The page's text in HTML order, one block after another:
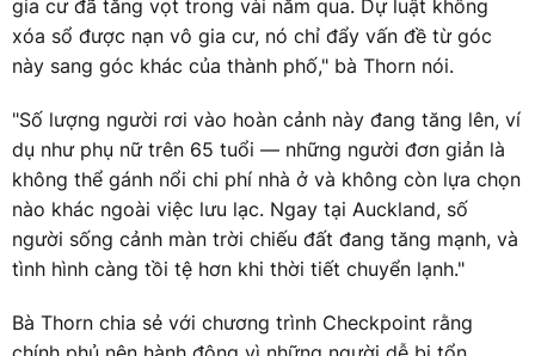
gia cư đã tăng vọt trong vài năm qua. Dự luật không
xóa sổ được nạn vô gia cư, nó chỉ đẩy vấn đề từ góc
này sang góc khác của thành phố," bà Thorn nói.
"Số lượng người rơi vào hoàn cảnh này đang tăng lên, ví
dụ như phụ nữ trên 65 tuổi — những người đơn giản là
không thể gánh nổi chi phí nhà ở và không còn lựa chọn
nào khác ngoài việc lưu lạc. Ngay tại Auckland, số
người sống cảnh màn trời chiếu đất đang tăng mạnh, và
tình hình càng tồi tệ hơn khi thời tiết chuyển lạnh."
Bà Thorn chia sẻ với chương trình Checkpoint rằng